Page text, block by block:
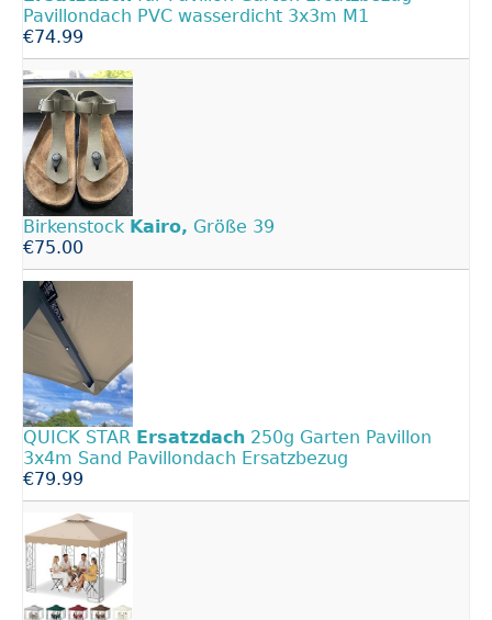
Pavillondach PVC wasserdicht 3x3m M1
€74.99
Birkenstock Kairo, Größe 39
€75.00
QUICK STAR Ersatzdach 250g Garten Pavillon
3x4m Sand Pavillondach Ersatzbezug
€79.99